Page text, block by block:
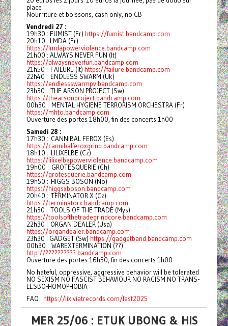
place
Nourriture et boissons, cash only, no CB
Vendredi 27 :
19h30 : FUMIST (Fr) https://fumist.bandcamp.com
20h10 : LMDA (Fr)
https://lmdapowerviolence.bandcamp.com
21h00 : ALWAYS NEVER FUN (It)
https://alwaysneverfun.bandcamp.com
21h50 : FAILURE (It) https://failure.bandcamp.com
22h40 : ENDLESS SWARM (Uk)
https://endlessswarmpv.bandcamp.com
23h30 : THE ARSON PROJECT (Sw)
https://thearsonproject.bandcamp.com
00h30 : MENTAL HYGIENE TERRORISM ORCHESTRA (Fr)
https://mhto.bandcamp.com
Ouverture des portes 18h00, fin des concerts 1h00
Samedi 28 :
17h30 : CANNIBAL FEROX (Es)
https://cannibalferoxgrind.bandcamp.com
18h10 : LILIXELBE (Cz)
https://lilixelbepowerviolence.bandcamp.com
19h00 : GROTESQUERIE (Ch)
https://grotesquerie.bandcamp.com
19h50 : HIGGS BOSON (No)
https://higgsxboson.bandcamp.com
20h40 : TERMINATOR X (Cz)
https://terminatorx.bandcamp.com
21h30 : TOOLS OF THE TRADE (Mys)
https://toolsofthetradegrindcore.bandcamp.com
22h30 : ORGAN DEALER (Usa)
https://organdealer.bandcamp.com
23h30 : GADGET (Sw) https://gadgetband.bandcamp.com
00h30 : WAREXTERMINATION (??)
http://??????????.bandcamp.com
Ouverture des portes 16h30, fin des concerts 1h00
No hateful, oppressive, aggressive behavior will be tolerated
NO SEXISM NO FASCIST BEHAVIOUR NO RACISM NO TRANS-
LESBO-HOMOPHOBIA
FAQ : https://lixiviatrecords.com/fest2025
MER 25/06 : ETUK UBONG & HIS